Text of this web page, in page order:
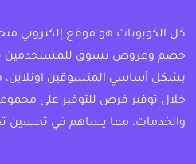
كل الكوبونات هو موقع إلكتروني
خصم وعروض تسوق للمستخدمين
بشكل أساسي المتسوقين اونلاين،
خلال توفير فرص للتوفير على
والخدمات، مما يساهم في تحسين